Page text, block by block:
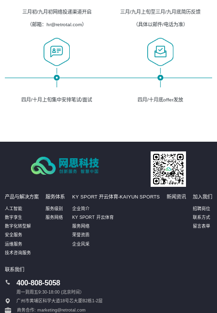
三月初/九月初网络投递渠道开启
（邮箱：hr@retrotal.com）
三月/九月上旬至三月/九月底简历反馈
（具体以邮件/电话为准）
四月/十月上旬集中安排笔试/面试 四月/十月底offer发放
产品与解决方案
人工智能
数字孪生
数字化转型解
安全服务
运维服务
技术咨询服务
服务体系
服务级别
服务网络
KY SPORT 开云体育-KAIYUN SPORTS
企业简介
KY SPORT 开云体育
服务网络
荣誉资质
企业风采
新闻资讯 加入我们
招聘岗位
联系方式
留言表单
联系我们
400-808-5058
周一到周五9:30-18:00 (北京时间）
广州市黄埔区科学大道18号芯大厦B2栋1-2层
商务合作: marketing@retrotal.com